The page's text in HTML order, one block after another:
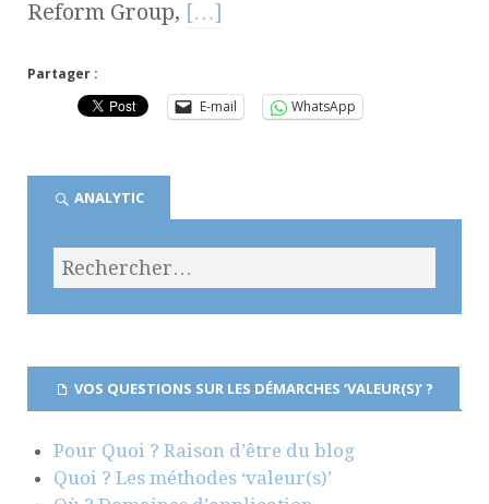
Reform Group, […]
Partager :
E-mail
WhatsApp
ANALYTIC
VOS QUESTIONS SUR LES DÉMARCHES ‘VALEUR(S)’ ?
Pour Quoi ? Raison d’être du blog
Quoi ? Les méthodes ‘valeur(s)’